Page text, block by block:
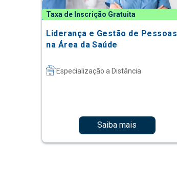
Taxa de Inscrição Gratuita
Liderança e Gestão de Pessoas
na Área da Saúde
Especialização a Distância
Saiba mais